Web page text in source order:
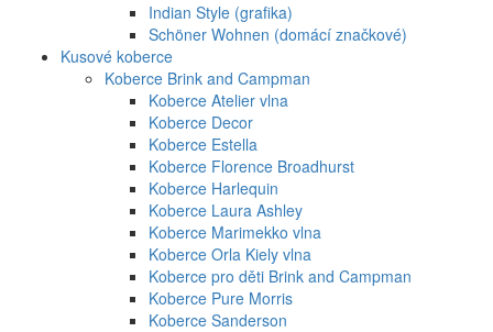
Indian Style (grafika)
Schöner Wohnen (domácí značkové)
Kusové koberce
Koberce Brink and Campman
Koberce Atelier vlna
Koberce Decor
Koberce Estella
Koberce Florence Broadhurst
Koberce Harlequin
Koberce Laura Ashley
Koberce Marimekko vlna
Koberce Orla Kiely vlna
Koberce pro děti Brink and Campman
Koberce Pure Morris
Koberce Sanderson